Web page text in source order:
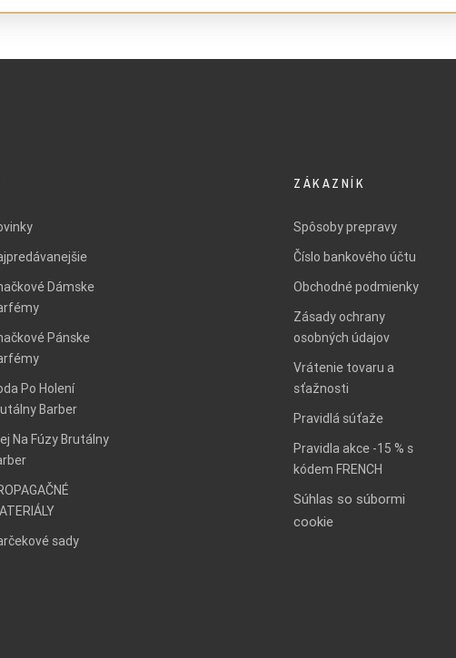
Dámske
Pánske
Po Holení
Barber
Na Fúzy Brutálny
sady
ZÁKAZNÍK
Spôsoby prepravy
Číslo bankového účtu
Obchodné podmienky
Zásady ochrany
osobných údajov
Vrátenie tovaru a
sťažnosti
Pravidlá súťaže
Pravidla akce -15 % s
kódem FRENCH
Súhlas so súbormi
cookie